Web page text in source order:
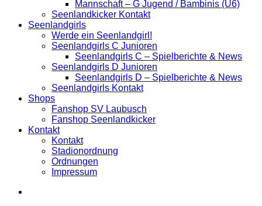
Mannschaft – G Jugend / Bambinis (U6)
Seenlandkicker Kontakt
Seenlandgirls
Werde ein Seenlandgirl!
Seenlandgirls C Junioren
Seenlandgirls C – Spielberichte & News
Seenlandgirls D Junioren
Seenlandgirls D – Spielberichte & News
Seenlandgirls Kontakt
Shops
Fanshop SV Laubusch
Fanshop Seenlandkicker
Kontakt
Kontakt
Stadionordnung
Ordnungen
Impressum